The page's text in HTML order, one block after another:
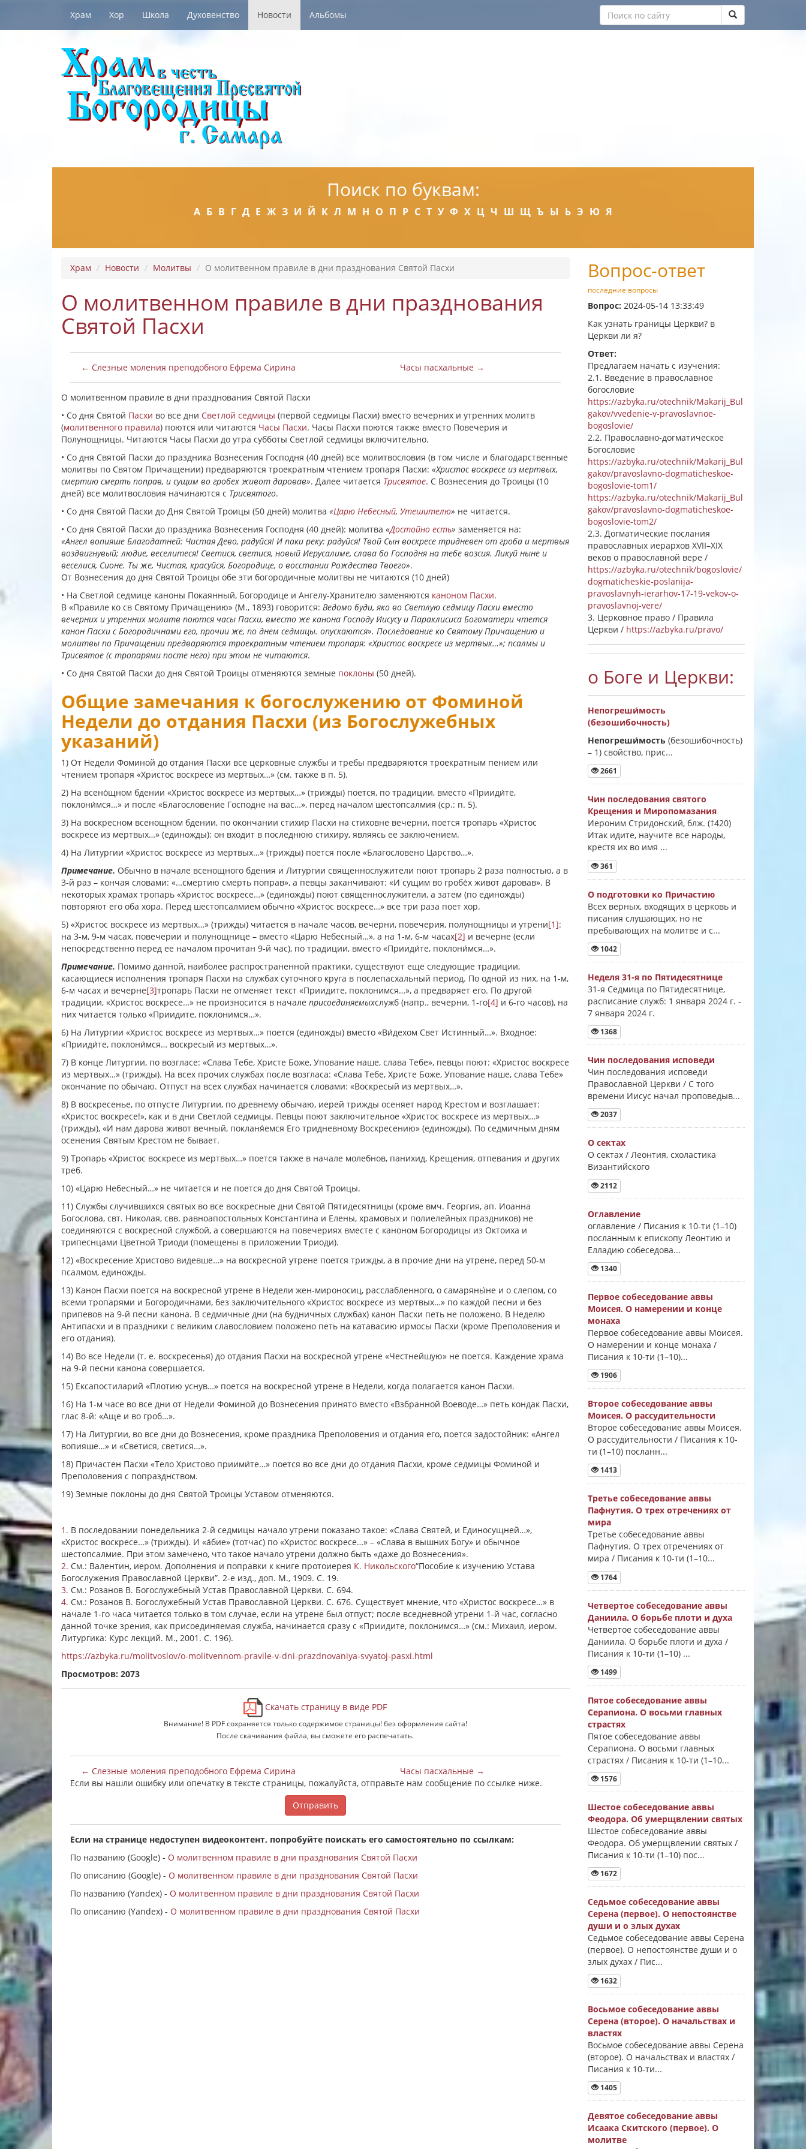
Храм Хор Школа Духовенство Новости Альбомы
Поиск по буквам:
А Б В Г Д Е Ж З И Й К Л М Н О П Р С Т У Ф Х Ц Ч Ш Щ Ъ Ы Ь Э Ю Я
Храм Новости Молитвы О молитвенном правиле в дни празднования Святой Пасхи
О молитвенном правиле в дни празднования
Святой Пасхи
← Слезные моления преподобного Ефрема Сирина Часы пасхальные →
О молитвенном правиле в дни празднования Святой Пасхи
• Со дня Святой Пасхи во все дни Светлой седмицы (первой седмицы Пасхи) вместо вечерних и утренних молитв
(молитвенного правила) поются или читаются Часы Пасхи. Часы Пасхи поются также вместо Повечерия и
Полунощницы. Читаются Часы Пасхи до утра субботы Светлой седмицы включительно.
• Со дня Святой Пасхи до праздника Вознесения Господня (40 дней) все молитвословия (в том числе и благодарственные
молитвы по Святом Причащении) предваряются троекратным чтением тропаря Пасхи: «Христос воскресе из мертвых,
смертию смерть поправ, и сущим во гробех живот даровав». Далее читается Трисвятое. С Вознесения до Троицы (10
дней) все молитвословия начинаются с Трисвятого.
• Со дня Святой Пасхи до Дня Святой Троицы (50 дней) молитва «Царю Небесный, Утешителю» не читается.
• Со дня Святой Пасхи до праздника Вознесения Господня (40 дней): молитва «Достойно есть» заменяется на:
«Ангел вопияше Благодатней: Чистая Дево, радуйся! И паки реку: радуйся! Твой Сын воскресе тридневен от гроба и мертвыя
воздвигнувый; людие, веселитеся! Светися, светися, новый Иерусалиме, слава бо Господня на тебе возсия. Ликуй ныне и
веселися, Сионе. Ты же, Чистая, красуйся, Богородице, о восстании Рождества Твоего».
От Вознесения до дня Святой Троицы обе эти богородичные молитвы не читаются (10 дней)
• На Светлой седмице каноны Покаянный, Богородице и Ангелу-Хранителю заменяются каноном Пасхи.
В «Правиле ко св Святому Причащению» (М., 1893) говорится: Ведомо буди, яко во Светлую седмицу Пасхи вместо
вечерних и утренних молитв поются часы Пасхи, вместо же канона Господу Иисусу и Параклисиса Богоматери чтется
канон Пасхи с Богородичнами его, прочии же, по днем седмицы. опускаются». Последование ко Святому Причащению и
молитвы по Причащении предваряются троекратным чтением тропаря: «Христос воскресе из мертвых…»; псалмы и
Трисвятое (с тропарями посте него) при этом не читаются.
• Со дня Святой Пасхи до дня Святой Троицы отменяются земные поклоны (50 дней).
Общие замечания к богослужению от Фоминой
Недели до отдания Пасхи (из Богослужебных
указаний)
1) От Недели Фоминой до отдания Пасхи все церковные службы и требы предваряются троекратным пением или
чтением тропаря «Христос воскресе из мертвых…» (см. также в п. 5).
2) На всено́щном бдении «Христос воскресе из мертвых…» (трижды) поется, по традиции, вместо «Прииди́те,
поклони́мся…» и после «Благословение Господне на вас…», перед началом шестопсалмия (ср.: п. 5).
3) На воскресном всенощном бдении, по окончании стихир Пасхи на стиховне вечерни, поется тропарь «Христос
воскресе из мертвых…» (единожды): он входит в последнюю стихиру, являясь ее заключением.
4) На Литургии «Христос воскресе из мертвых…» (трижды) поется после «Благословено Царство…».
Примечание. Обычно в начале всенощного бдения и Литургии священнослужители поют тропарь 2 раза полностью, а в
3-й раз – кончая словами: «…смертию смерть поправ», а певцы заканчивают: «И сущим во гробе́х живот даровав». В
некоторых храмах тропарь «Христос воскресе…» (единожды) поют священнослужители, а затем (по единожды)
повторяют его оба хора. Перед шестопсалмием обычно «Христос воскресе…» все три раза поет хор.
5) «Христос воскресе из мертвых…» (трижды) читается в начале часов, вечерни, повечерия, полунощницы и утрени[1]:
на 3-м, 9-м часах, повечерии и полунощнице – вместо «Царю Небесный…», а на 1-м, 6-м часах[2] и вечерне (если
непосредственно перед ее началом прочитан 9-й час), по традиции, вместо «Прииди́те, поклони́мся…».
Примечание. Помимо данной, наиболее распространенной практики, существуют еще следующие традиции,
касающиеся исполнения тропаря Пасхи на службах суточного круга в послепасхальный период. По одной из них, на 1-м,
6-м часах и вечерне[3]тропарь Пасхи не отменяет текст «Приидите, поклонимся…», а предваряет его. По другой
традиции, «Христос воскресе…» не произносится в начале присоединяемыхслужб (напр., вечерни, 1-го[4] и 6-го часов), на
них читается только «Приидите, поклонимся…».
6) На Литургии «Христос воскресе из мертвых…» поется (единожды) вместо «Ви́дехом Свет Истинный…». Входное:
«Прииди́те, поклони́мся… воскресый из мертвых…».
7) В конце Литургии, по возгласе: «Слава Тебе, Христе Боже, Упование наше, слава Тебе», певцы поют: «Христос воскресе
из мертвых…» (трижды). На всех прочих службах после возгласа: «Слава Тебе, Христе Боже, Упование наше, слава Тебе»
окончание по обычаю. Отпуст на всех службах начинается словами: «Воскресый из мертвых…».
8) В воскресенье, по отпусте Литургии, по древнему обычаю, иерей трижды осеняет народ Крестом и возглашает:
«Христос воскресе!», как и в дни Светлой седмицы. Певцы поют заключительное «Христос воскресе из мертвых…»
(трижды), «И нам дарова живот вечный, покланя́емся Его тридневному Воскресению» (единожды). По седмичным дням
осенения Святым Крестом не бывает.
9) Тропарь «Христос воскресе из мертвых…» поется также в начале молебнов, панихид, Крещения, отпевания и других
треб.
10) «Царю Небесный…» не читается и не поется до дня Святой Троицы.
11) Службы случившихся святых во все воскресные дни Святой Пятидесятницы (кроме вмч. Георгия, ап. Иоанна
Богослова, свт. Николая, свв. равноапостольных Константина и Елены, храмовых и полиелейных праздников) не
соединяются с воскресной службой, а совершаются на повечериях вместе с каноном Богородицы из Октоиха и
трипеснцами Цветной Триоди (помещены в приложении Триоди).
12) «Воскресение Христово видевше…» на воскресной утрене поется трижды, а в прочие дни на утрене, перед 50-м
псалмом, единожды.
13) Канон Пасхи поется на воскресной утрене в Недели жен-мироносиц, расслабленного, о самаряны́не и о слепом, со
всеми тропарями и Богородичнами, без заключительного «Христос воскресе из мертвых…» по каждой песни и без
припевов на 9-й песни канона. В седмичные дни (на будничных службах) канон Пасхи петь не положено. В Неделю
Антипасхи и в праздники с великим славословием положено петь на катавасию ирмосы Пасхи (кроме Преполовения и
его отдания).
14) Во все Недели (т. е. воскресенья) до отдания Пасхи на воскресной утрене «Честнейшую» не поется. Каждение храма
на 9-й песни канона совершается.
15) Ексапостиларий «Плотию уснув…» поется на воскресной утрене в Недели, когда полагается канон Пасхи.
16) На 1-м часе во все дни от Недели Фоминой до Вознесения принято вместо «Взбранной Воеводе…» петь кондак Пасхи,
глас 8-й: «Аще и во гроб…».
17) На Литургии, во все дни до Вознесения, кроме праздника Преполовения и отдания его, поется задостойник: «Ангел
вопияше…» и «Светися, светися…».
18) Причастен Пасхи «Тело Христово приими́те…» поется во все дни до отдания Пасхи, кроме седмицы Фоминой и
Преполовения с попразднством.
19) Земные поклоны до дня Святой Троицы Уставом отменяются.
1. В последовании понедельника 2-й седмицы начало утрени показано такое: «Слава Святей, и Единосущней…»,
«Христос воскресе…» (трижды). И «а́бие» (тотчас) по «Христос воскресе…» – «Слава в вышних Богу» и обычное
шестопсалмие. При этом замечено, что такое начало утрени должно быть «даже до Вознесения».
2. См.: Валентин, иером. Дополнения и поправки к книге протоиерея К. Никольского“Пособие к изучению Устава
Богослужения Православной Церкви”. 2-е изд., доп. М., 1909. С. 19.
3. См.: Розанов В. Богослужебный Устав Православной Церкви. С. 694.
4. См.: Розанов В. Богослужебный Устав Православной Церкви. С. 676. Существует мнение, что «Христос воскресе…» в
начале 1-го часа читается только в том случае, если на утрене был отпуст; после вседневной утрени 1-й час, согласно
данной точке зрения, как присоединяемая служба, начинается сразу с «Приидите, поклонимся…» (см.: Михаил, иером.
Литургика: Курс лекций. М., 2001. С. 196).
https://azbyka.ru/molitvoslov/o-molitvennom-pravile-v-dni-prazdnovaniya-svyatoj-pasxi.html
Просмотров: 2073
Скачать страницу в виде PDF
Внимание! В PDF сохраняется только содержимое страницы! без оформления сайта!
После скачивания файла, вы сможете его распечатать.
← Слезные моления преподобного Ефрема Сирина
Часы пасхальные →
Если вы нашли ошибку или опечатку в тексте страницы, пожалуйста, отправьте нам сообщение по ссылке ниже.
Отправить
Если на странице недоступен видеоконтент, попробуйте поискать его самостоятельно по ссылкам:
По названию (Google) - О молитвенном правиле в дни празднования Святой Пасхи
По описанию (Google) - О молитвенном правиле в дни празднования Святой Пасхи
По названию (Yandex) - О молитвенном правиле в дни празднования Святой Пасхи
По описанию (Yandex) - О молитвенном правиле в дни празднования Святой Пасхи
Вопрос-ответ
последние вопросы
Вопрос: 2024-05-14 13:33:49
Как узнать границы Церкви? в
Церкви ли я?
Ответ:
Предлагаем начать с изучения:
2.1. Введение в православное
богословие
https://azbyka.ru/otechnik/Makarij_Bul
gakov/vvedenie-v-pravoslavnoe-
bogoslovie/
2.2. Православно-догматическое
Богословие
https://azbyka.ru/otechnik/Makarij_Bul
gakov/pravoslavno-dogmaticheskoe-
bogoslovie-tom1/
https://azbyka.ru/otechnik/Makarij_Bul
gakov/pravoslavno-dogmaticheskoe-
bogoslovie-tom2/
2.3. Догматические послания
православных иерархов XVII–XIX
веков о православной вере /
https://azbyka.ru/otechnik/bogoslovie/
dogmaticheskie-poslanija-
pravoslavnyh-ierarhov-17-19-vekov-o-
pravoslavnoj-vere/
3. Церковное право / Правила
Церкви / https://azbyka.ru/pravo/
о Боге и Церкви:
Непогреши́мость
(безошибочность)
Непогреши́мость (безошибочность)
–1) свойство, прис...
2661
Чин последования святого
Крещения и Миропомазания
Иероним Стридонский, блж. (†420)
Итак идите, научите все народы,
крестя их во имя ...
361
О подготовки ко Причастию
Всех верных, входящих в церковь и
писания слушающих, но не
пребывающих на молитве и с...
1042
Неделя 31-я по Пятидесятнице
31-я Седмица по Пятидесятнице,
расписание служб: 1 января 2024 г. -
7 января 2024 г.
1368
Чин последования исповеди
Чин последования исповеди
Православной Церкви / С того
времени Иисус начал проповедыв...
2037
О сектах
О сектах / Леонтия, схоластика
Византийского
2112
Оглавление
оглавление / Писания к 10-ти (1–10)
посланным к епископу Леонтию и
Елладию собеседова...
1340
Первое собеседование аввы
Моисея. О намерении и конце
монаха
Первое собеседование аввы Моисея.
О намерении и конце монаха /
Писания к 10-ти (1–10)...
1906
Второе собеседование аввы
Моисея. О рассудительности
Второе собеседование аввы Моисея.
О рассудительности / Писания к 10-
ти (1–10) посланн...
1413
Третье собеседование аввы
Пафнутия. О трех отречениях от
мира
Третье собеседование аввы
Пафнутия. О трех отречениях от
мира / Писания к 10-ти (1–10...
1764
Четвертое собеседование аввы
Даниила. О борьбе плоти и духа
Четвертое собеседование аввы
Даниила. О борьбе плоти и духа /
Писания к 10-ти (1–10) ...
1499
Пятое собеседование аввы
Серапиона. О восьми главных
страстях
Пятое собеседование аввы
Серапиона. О восьми главных
страстях / Писания к 10-ти (1–10...
1576
Шестое собеседование аввы
Феодора. Об умерщвлении святых
Шестое собеседование аввы
Феодора. Об умерщвлении святых /
Писания к 10-ти (1–10) пос...
1672
Седьмое собеседование аввы
Серена (первое). О непостоянстве
души и о злых духах
Седьмое собеседование аввы Серена
(первое). О непостоянстве души и о
злых духах / Пис...
1632
Восьмое собеседование аввы
Серена (второе). О начальствах и
властях
Восьмое собеседование аввы Серена
(второе). О начальствах и властях /
Писания к 10-ти...
1405
Девятое собеседование аввы
Исаака Скитского (первое). О
молитве